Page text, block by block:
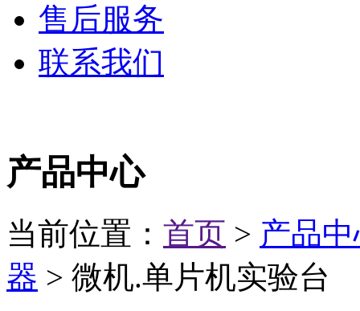
售后服务
联系我们
产品中心
当前位置： 首页 > 产品
器 > 微机.单片机实验台